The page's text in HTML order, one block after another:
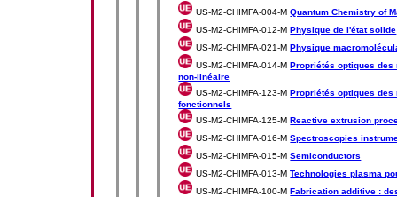
US-M2-CHIMFA-004-MQuantum Chemistry of
US-M2-CHIMFA-012-MPhysique de l'état solide
US-M2-CHIMFA-021-MPhysique
US-M2-CHIMFA-014-MPropriétés optiques
non-linéaire
US-M2-CHIMFA-123-MPropriétés optiques
fonctionnels
US-M2-CHIMFA-125-MReactive extrusion
US-M2-CHIMFA-016-MSpectroscopies
US-M2-CHIMFA-015-MSemiconductors
US-M2-CHIMFA-013-MTechnologies plasma
US-M2-CHIMFA-100-MFabrication additive :